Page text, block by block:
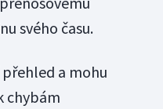
svého času.
a mohu
chybám